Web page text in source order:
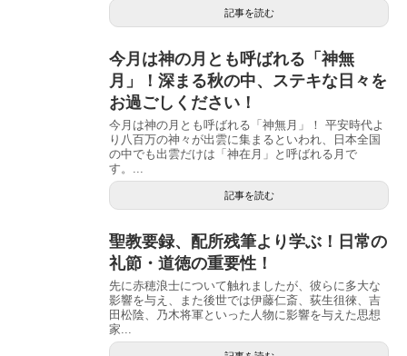
記事を読む
今月は神の月とも呼ばれる「神無
月」！深まる秋の中、ステキな日々を
お過ごしください！
今月は神の月とも呼ばれる「神無月」！ 平安時代よ
り八百万の神々が出雲に集まるといわれ、日本全国
の中でも出雲だけは「神在月」と呼ばれる月で
す。...
記事を読む
聖教要録、配所残筆より学ぶ！日常の
礼節・道徳の重要性！
先に赤穂浪士について触れましたが、彼らに多大な
影響を与え、また後世では伊藤仁斎、荻生徂徠、吉
田松陰、乃木将軍といった人物に影響を与えた思想
家...